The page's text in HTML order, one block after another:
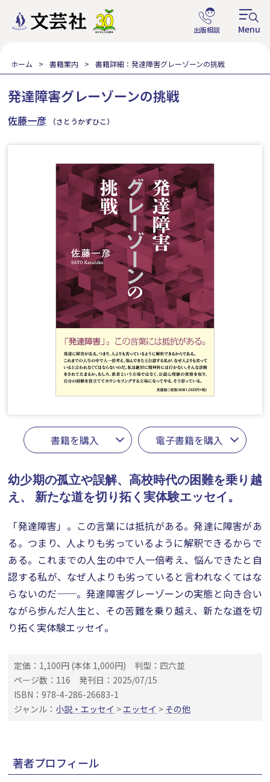
ホーム 書籍案内 書籍詳細：発達障害グレーゾーンの挑戦
発達障害グレーゾーンの挑戦
佐藤一彦 （さとうかずひこ）
書籍を購入 電子書籍を購入
幼少期の孤立や誤解、高校時代の困難を乗り越
え、
新たな道を切り拓く実体験エッセイ。
「発達障害」。この言葉には抵抗がある。発達に障害があ
る。つまり、人よりも劣っているように解釈できるからで
ある。これまでの人生の中で人一倍考え、悩んできたと自
認する私が、なぜ人よりも劣っていると言われなくてはな
らないのだ──。発達障害グレーゾーンの実態と向き合い
ながら歩んだ人生と、その苦難を乗り越え、新たな道を切
り拓く実体験エッセイ。
定価：1,100円 (本体 1,000円)
判型：四六並
ページ数：116
発刊日：2025/07/15
ISBN：978-4-286-26683-1
ジャンル： 小説・エッセイ >エッセイ > その他
著者プロフィール